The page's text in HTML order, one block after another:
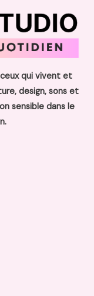
ceux qui vivent et
design, sons et
sensible dans le